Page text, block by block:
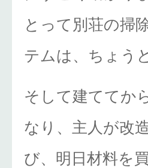
とって別荘の掃
テムは、ちょう
そして建ててか
なり、主人が改
び、明日材料を